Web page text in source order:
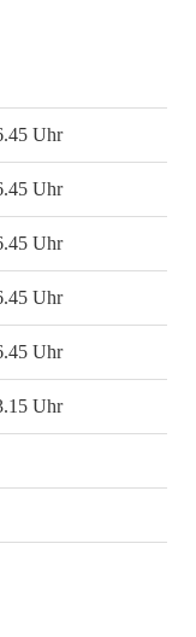
Uhr
Uhr
Uhr
Uhr
Uhr
Uhr